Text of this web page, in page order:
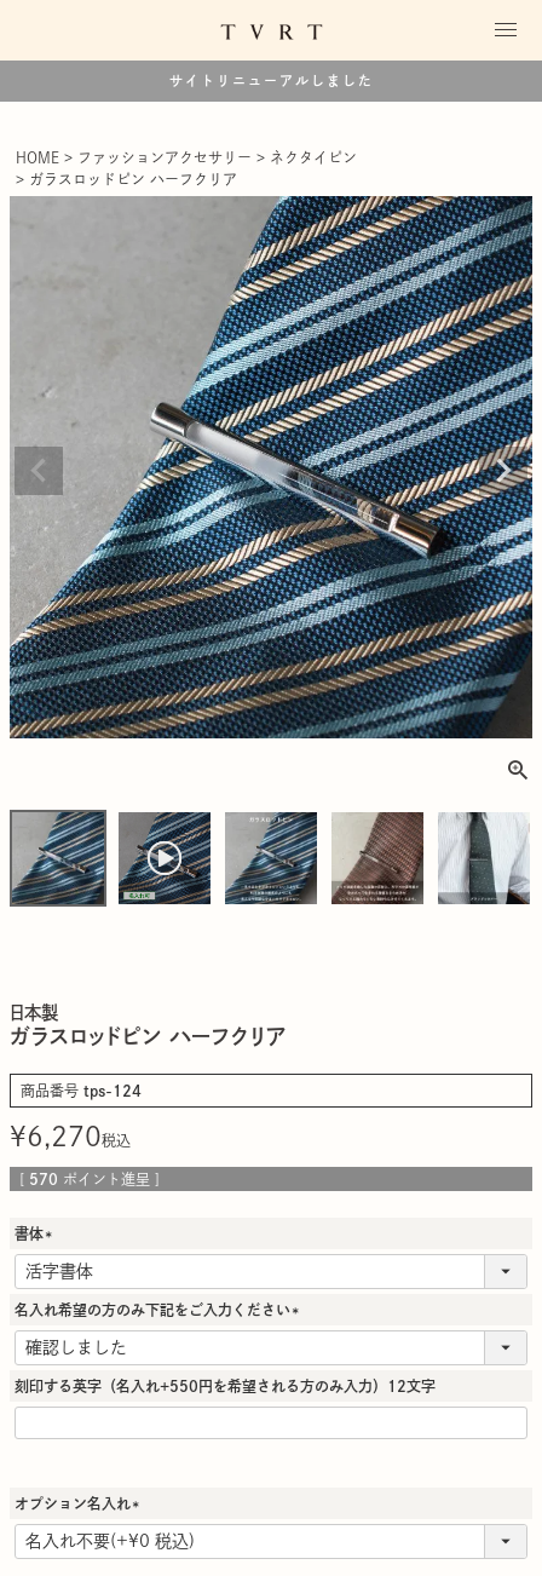
サイトリニューアルしました
HOME ファッションアクセサリー
ネクタイピン
ガラスロッドピン ハーフクリア
日本製
ガラスロッドピン ハーフクリア
商品番号 tps-124
¥6,270税込
[ 570 ポイント進呈 ]
書体
必
須
名入れ希望の方のみ下記をご入力ください
須
刻印する英字（名入れ+550円を希望される方のみ入力）12文字
オプション名入れ